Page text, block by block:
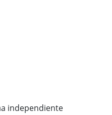
independiente